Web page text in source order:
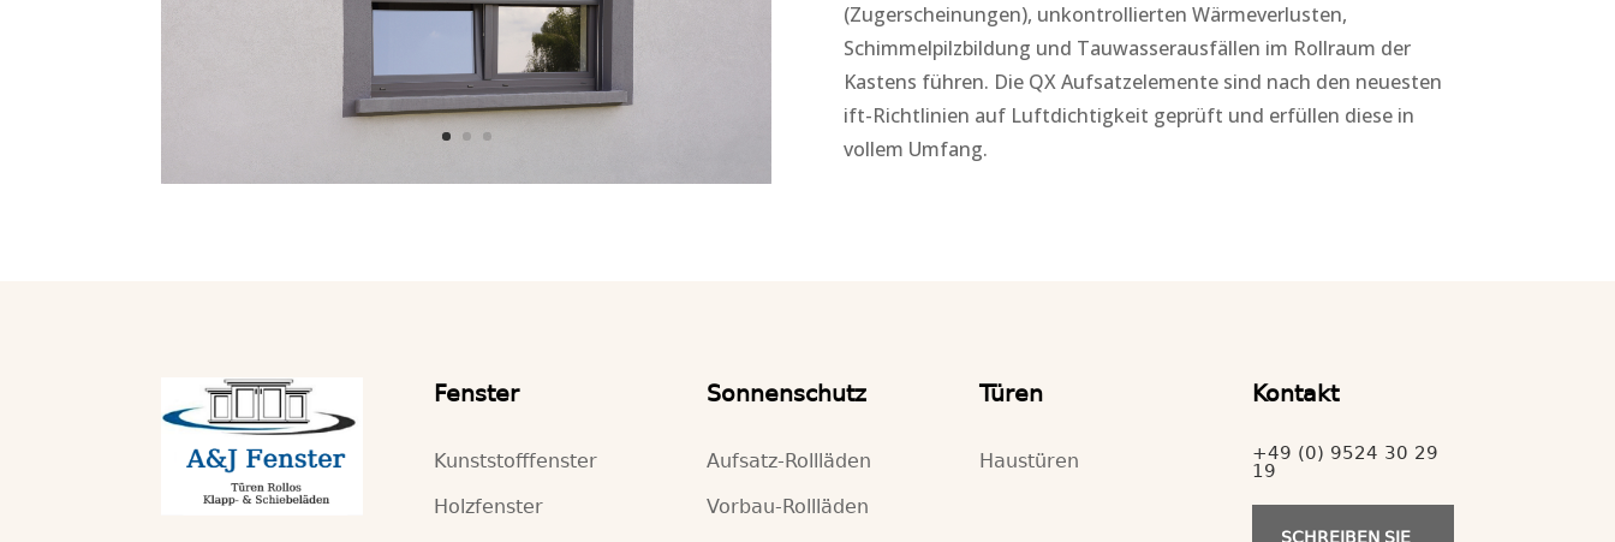
(Zugerscheinungen), unkontrollierten Wärmeverlusten,
Schimmelpilzbildung und Tauwasserausfällen im Rollraum der
Kastens führen. Die QX Aufsatzelemente sind nach den neuesten
ift-Richtlinien auf Luftdichtigkeit geprüft und erfüllen diese in
vollem Umfang.
19